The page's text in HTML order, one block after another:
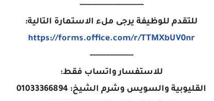
-------------------------
للتقدم للوظيفة يرجى ملء الاستمارة التالية:
https://forms.office.com/r/TTMXbUV0nr
-----------------
للاستفسار واتساب فقط:
القليوبية والسويس وشرم الشيخ: 01033366894